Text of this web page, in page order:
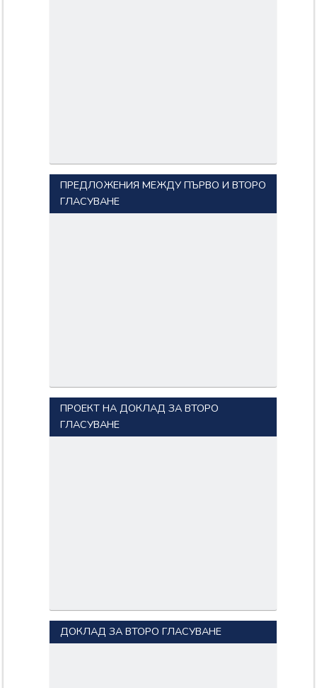
ПРЕДЛОЖЕНИЯ МЕЖДУ ПЪРВО И ВТОРО
ГЛАСУВАНЕ
ПРОЕКТ НА ДОКЛАД ЗА ВТОРО
ГЛАСУВАНЕ
ДОКЛАД ЗА ВТОРО ГЛАСУВАНЕ